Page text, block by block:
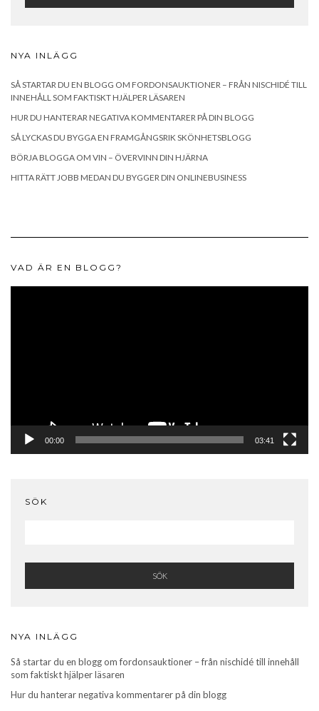
NYA INLÄGG
SÅ STARTAR DU EN BLOGG OM FORDONSAUKTIONER – FRÅN NISCHIDÉ TILL
INNEHÅLL SOM FAKTISKT HJÄLPER LÄSAREN
HUR DU HANTERAR NEGATIVA KOMMENTARER PÅ DIN BLOGG
SÅ LYCKAS DU BYGGA EN FRAMGÅNGSRIK SKÖNHETSBLOGG
BÖRJA BLOGGA OM VIN – ÖVERVINN DIN HJÄRNA
HITTA RÄTT JOBB MEDAN DU BYGGER DIN ONLINEBUSINESS
VAD ÄR EN BLOGG?
00:00 03:41
SÖK
SÖK
NYA INLÄGG
Så startar du en blogg om fordonsauktioner – från nischidé till innehåll
som faktiskt hjälper läsaren
Hur du hanterar negativa kommentarer på din blogg